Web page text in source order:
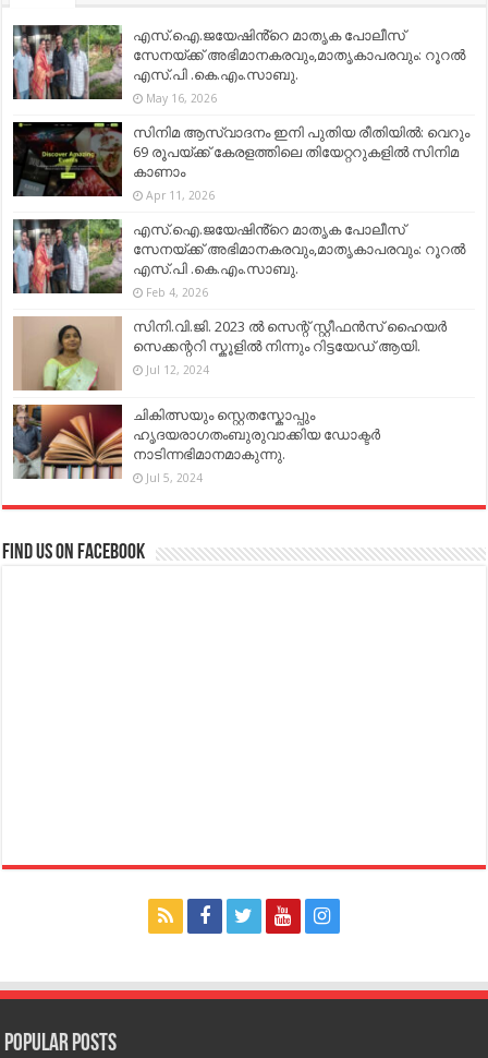
എസ്.ഐ.ജയേഷിൻ്റെ മാതൃക പോലീസ്
സേനയ്ക്ക് അഭിമാനകരവും,മാതൃകാപരവും: റൂറൽ
എസ്.പി .കെ.എം.സാബു.
May 16, 2026
സിനിമ ആസ്വാദനം ഇനി പുതിയ രീതിയിൽ: വെറും
69 രൂപയ്ക്ക് കേരളത്തിലെ തിയേറ്ററുകളിൽ സിനിമ
കാണാം
Apr 11, 2026
എസ്.ഐ.ജയേഷിൻ്റെ മാതൃക പോലീസ്
സേനയ്ക്ക് അഭിമാനകരവും,മാതൃകാപരവും: റൂറൽ
എസ്.പി .കെ.എം.സാബു.
Feb 4, 2026
സിനി.വി.ജി. 2023 ൽ സെന്റ് സ്റ്റീഫൻസ് ഹൈയർ
സെക്കന്ററി സ്കൂളിൽ നിന്നും റിട്ടയേഡ് ആയി.
Jul 12, 2024
ചികിത്സയും സ്റ്റെതസ്കോപ്പും
ഹൃദയരാഗതംബുരുവാക്കിയ ഡോക്ടർ
നാടിന്നഭിമാനമാകുന്നു.
Jul 5, 2024
Find us on Facebook
Popular Posts